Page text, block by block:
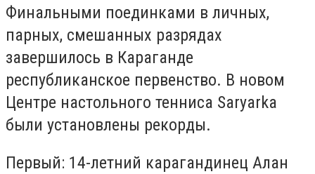
Финальными поединками в личных,
парных, смешанных разрядах
завершилось в Караганде
республиканское первенство. В новом
Центре настольного тенниса Saryarka
были установлены рекорды.
Первый: 14-летний карагандинец Алан